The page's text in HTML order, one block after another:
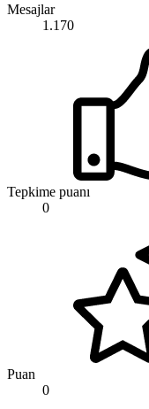
Mesajlar
1.170
Tepkime puanı
0
Puan
0